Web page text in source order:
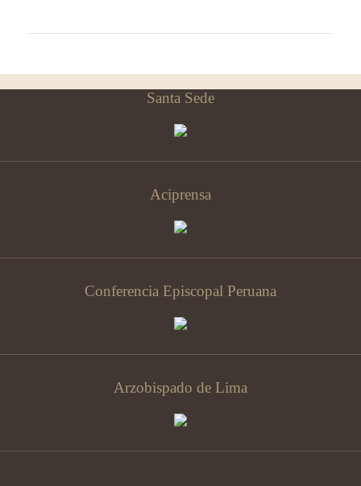
Santa Sede
Aciprensa
Conferencia Episcopal Peruana
Arzobispado de Lima